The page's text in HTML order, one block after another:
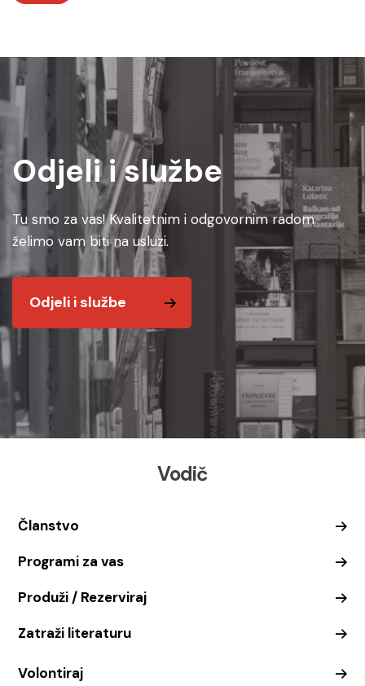
Odjeli i službe
Tu smo za vas! Kvalitetnim i odgovornim radom
želimo vam biti na usluzi.
Odjeli i službe
Vodič
Članstvo
Programi za vas
Produži / Rezerviraj
Zatraži literaturu
Volontiraj